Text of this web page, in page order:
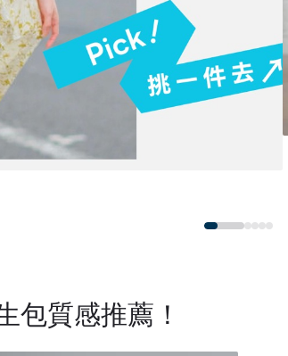
包質感推薦！